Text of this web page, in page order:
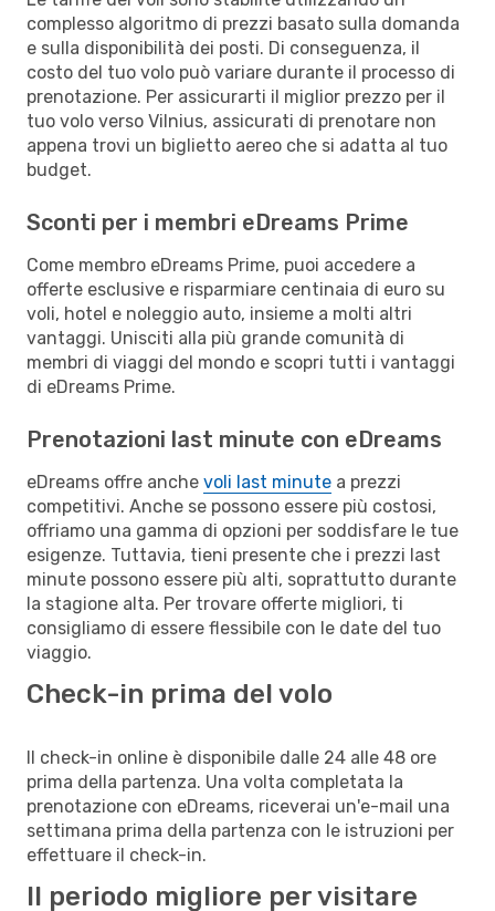
complesso algoritmo di prezzi basato sulla domanda
e sulla disponibilità dei posti. Di conseguenza, il
costo del tuo volo può variare durante il processo di
prenotazione. Per assicurarti il miglior prezzo per il
tuo volo verso Vilnius, assicurati di prenotare non
appena trovi un biglietto aereo che si adatta al tuo
budget.
Sconti per i membri eDreams Prime
Come membro eDreams Prime, puoi accedere a
offerte esclusive e risparmiare centinaia di euro su
voli, hotel e noleggio auto, insieme a molti altri
vantaggi. Unisciti alla più grande comunità di
membri di viaggi del mondo e scopri tutti i vantaggi
di eDreams Prime.
Prenotazioni last minute con eDreams
eDreams offre anche voli last minute a prezzi
competitivi. Anche se possono essere più costosi,
offriamo una gamma di opzioni per soddisfare le tue
esigenze. Tuttavia, tieni presente che i prezzi last
minute possono essere più alti, soprattutto durante
la stagione alta. Per trovare offerte migliori, ti
consigliamo di essere flessibile con le date del tuo
viaggio.
Check-in prima del volo
Il check-in online è disponibile dalle 24 alle 48 ore
prima della partenza. Una volta completata la
prenotazione con eDreams, riceverai un'e-mail una
settimana prima della partenza con le istruzioni per
effettuare il check-in.
Il periodo migliore per visitare